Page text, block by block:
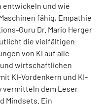
entwickeln und wie
fähig, Empathie
Guru Dr. Mario Herger
die viel­fältigen
von KI auf alle
wirtschaftlichen
KI-Vordenkern und KI-
vermitteln dem Leser
Mindsets. Ein